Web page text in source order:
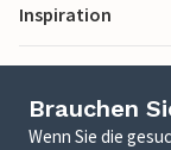
Inspiration
Brauchen
Wenn Sie die